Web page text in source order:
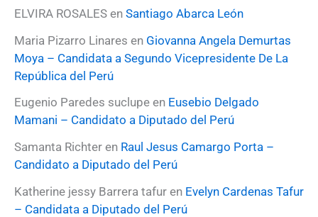
rELVIRA ROSALES en Santiago Abarca León
Maria Pizarro Linares en Giovanna Angela Demurtas
Moya – Candidata a Segundo Vicepresidente De La
República del Perú
Eugenio Paredes suclupe en Eusebio Delgado
Mamani – Candidato a Diputado del Perú
Samanta Richter en Raul Jesus Camargo Porta –
Candidato a Diputado del Perú
Katherine jessy Barrera tafur en Evelyn Cardenas Tafur
– Candidata a Diputado del Perú